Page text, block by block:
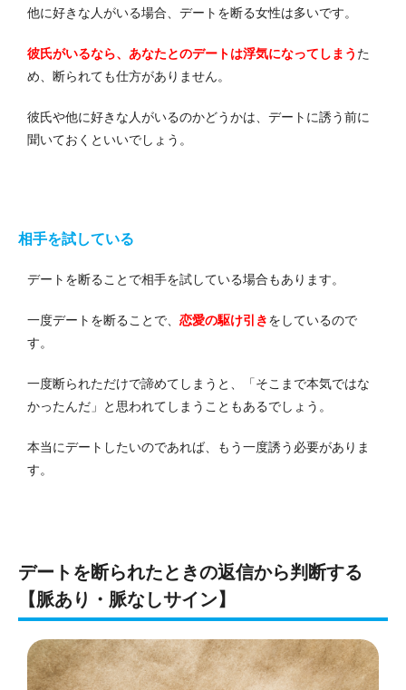
他に好きな人がいる場合、デートを断る女性は多いです。
彼氏がいるなら、あなたとのデートは浮気になってしまう た
め、断られても仕方がありません。
彼氏や他に好きな人がいるのかどうかは、デートに誘う前に
聞いておくといいでしょう。
相手を試している
デートを断ることで相手を試している場合もあります。
一度デートを断ることで、 恋愛の駆け引きをしているので
す。
一度断られただけで諦めてしまうと、「そこまで本気ではな
かったんだ」と思われてしまうこともあるでしょう。
本当にデートしたいのであれば、もう一度誘う必要がありま
す。
デートを断られたときの返信から判断する
【脈あり・脈なしサイン】